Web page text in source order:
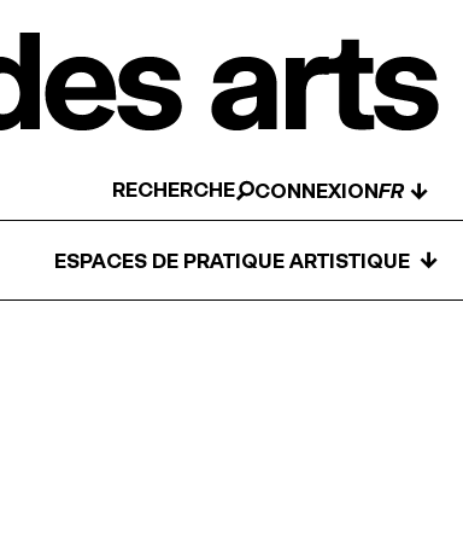
RECHERCHE CONNEXION ↓
ESPACES DE PRATIQUE ARTISTIQUE ↓